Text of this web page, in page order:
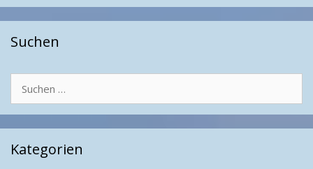
Suchen
nach:
Kategorien